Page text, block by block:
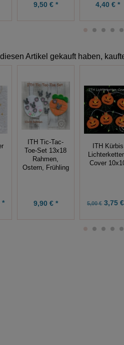
9,50 € * 4,40 € *
Artikel gekauft haben,
*
ITH Tic-Tac-
Toe-Set 13x18
Rahmen,
Ostern, Frühling
9,90 € *
ITH Kürbis
Cover
5,00 €3,75